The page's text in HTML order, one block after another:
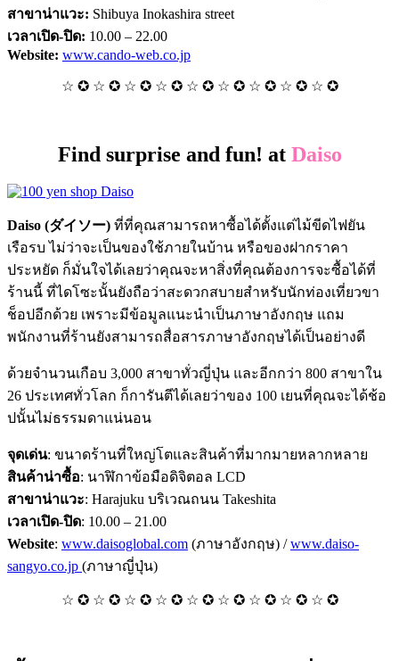
สาขาน่าแวะ: Shibuya Inokashira street
เวลาเปิด-ปิด: 10.00 – 22.00
Website: www.cando-web.co.jp
☆ ✪ ☆ ✪ ☆ ✪ ☆ ✪ ☆ ✪ ☆ ✪ ☆ ✪ ☆ ✪ ☆ ✪
Find surprise and fun! at Daiso
Daiso (ダイソー) ที่ที่คุณสามารถหาซื้อได้ตั้งแต่ไม้ขีดไฟยัน
เรือรบ ไม่ว่าจะเป็นของใช้ภายในบ้าน หรือของฝากราคา
ประหยัด ก็มั่นใจได้เลยว่าคุณจะหาสิ่งที่คุณต้องการจะซื้อได้ที่
ร้านนี้ ที่ไดโซะนั้นยังถือว่าสะดวกสบายสำหรับนักท่องเที่ยวขา
ช็อปอีกด้วย เพราะมีข้อมูลแนะนำเป็นภาษาอังกฤษ แถม
พนักงานที่ร้านยังสามารถสื่อสารภาษาอังกฤษได้เป็นอย่างดี
ด้วยจำนวนเกือบ 3,000 สาขาทั่วญี่ปุ่น และอีกกว่า 800 สาขาใน
26 ประเทศทั่วโลก ก็การันตีได้เลยว่าของ 100 เยนที่คุณจะได้ช้อ
ปนั้นไม่ธรรมดาแน่นอน
จุดเด่น: ขนาดร้านที่ใหญ่โตและสินค้าที่มากมายหลากหลาย
สินค้าน่าซื้อ: นาฬิกาข้อมือดิจิตอล LCD
สาขาน่าแวะ: Harajuku บริเวณถนน Takeshita
เวลาเปิด-ปิด: 10.00 – 21.00
Website: www.daisoglobal.com (ภาษาอังกฤษ) /www.daiso-
sangyo.co.jp (ภาษาญี่ปุ่น)
☆ ✪ ☆ ✪ ☆ ✪ ☆ ✪ ☆ ✪ ☆ ✪ ☆ ✪ ☆ ✪ ☆ ✪